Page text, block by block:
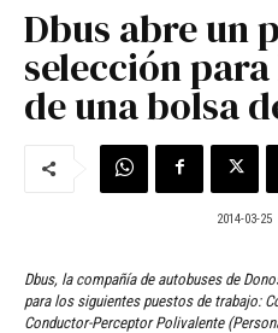
Dbus abre un
selección
de una bolsa
2014-03-25
Dbus, la compañía de autobuses de
para los siguientes puestos de trabajo:
Conductor-Perceptor Polivalente